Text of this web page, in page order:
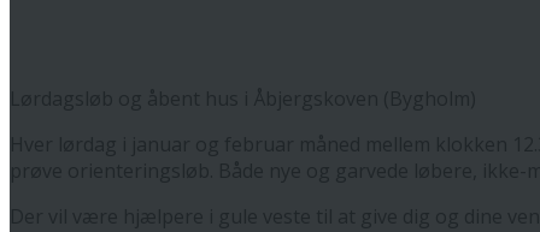
Hver lørdag i januar og februar måned mellem klokken
prøve orienteringsløb. Både nye og garvede løbere,